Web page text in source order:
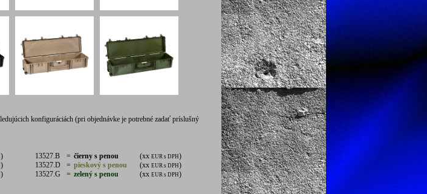
konfiguráciách (pri objednávke je potrebné zadať príslušný
) 13527.B = čierny s penou (xx EUR s DPH)
) 13527.D = pieskový s penou (xx EUR s DPH)
) 13527.G = zelený s penou (xx EUR s DPH)